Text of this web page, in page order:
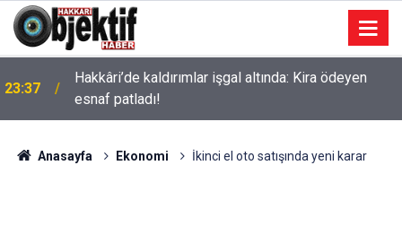
23:37
Hakkâri’de kaldırımlar işgal altında: Kira ödeyen
esnaf patladı!
Anasayfa Ekonomi İkinci el oto satışında yeni karar